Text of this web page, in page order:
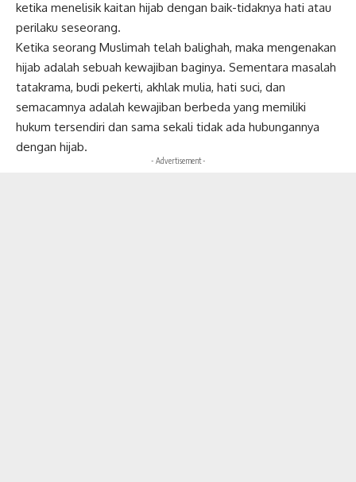
ketika menelisik kaitan hijab dengan baik-tidaknya hati atau
perilaku seseorang.
Ketika seorang Muslimah telah balighah, maka mengenakan
hijab adalah sebuah kewajiban baginya. Sementara masalah
tatakrama, budi pekerti, akhlak mulia, hati suci, dan
semacamnya adalah kewajiban berbeda yang memiliki
hukum tersendiri dan sama sekali tidak ada hubungannya
dengan hijab.
- Advertisement -